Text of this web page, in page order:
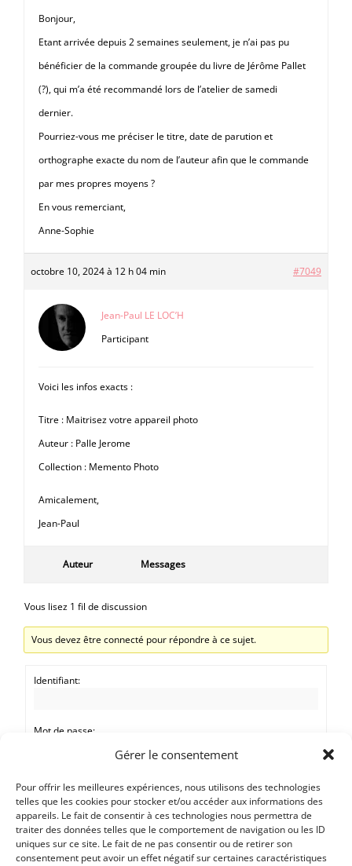
Gérer le consentement
Pour offrir les meilleures expériences, nous utilisons des technologies
telles que les cookies pour stocker et/ou accéder aux informations des
appareils. Le fait de consentir à ces technologies nous permettra de
traiter des données telles que le comportement de navigation ou les ID
uniques sur ce site. Le fait de ne pas consentir ou de retirer son
consentement peut avoir un effet négatif sur certaines caractéristiques
Bonjour,
Etant arrivée depuis 2 semaines seulement, je n’ai pas pu
bénéficier de la commande groupée du livre de Jérôme Pallet
(?), qui m’a été recommandé lors de l’atelier de samedi
dernier.
Pourriez-vous me préciser le titre, date de parution et
orthographe exacte du nom de l’auteur afin que le commande
par mes propres moyens ?
En vous remerciant,
Anne-Sophie
octobre 10, 2024 à 12 h 04 min #7049
Jean-Paul LE LOC’H
Participant
Voici les infos exacts :
Titre : Maitrisez votre appareil photo
Auteur : Palle Jerome
Collection : Memento Photo
Amicalement,
Jean-Paul
Auteur Messages
Vous lisez 1 fil de discussion
Vous devez être connecté pour répondre à ce sujet.
Identifiant:
Mot de passe:
Rester connecté
CONNEXION